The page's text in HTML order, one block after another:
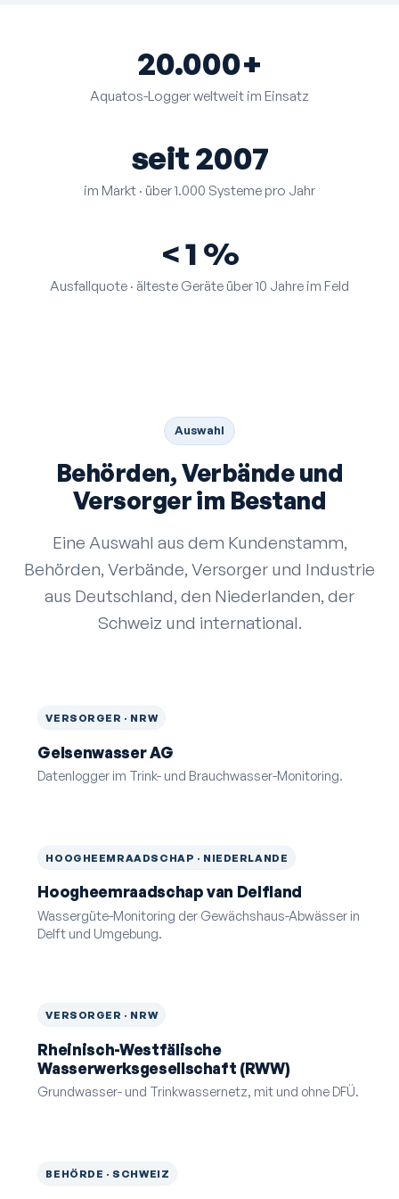
20.000+
Aquatos-Logger weltweit im Einsatz
seit 2007
im Markt · über 1.000 Systeme pro Jahr
< 1 %
Ausfallquote · älteste Geräte über 10 Jahre im Feld
Auswahl
Behörden, Verbände und
Versorger im Bestand
Eine Auswahl aus dem Kundenstamm,
Behörden, Verbände, Versorger und Industrie
aus Deutschland, den Niederlanden, der
Schweiz und international.
VERSORGER · NRW
Gelsenwasser AG
Datenlogger im Trink- und Brauchwasser-Monitoring.
HOOGHEEMRAADSCHAP · NIEDERLANDE
Hoogheemraadschap van Delfland
Wassergüte-Monitoring der Gewächshaus-Abwässer in
Delft und Umgebung.
VERSORGER · NRW
Rheinisch-Westfälische
Wasserwerksgesellschaft (RWW)
Grundwasser- und Trinkwassernetz, mit und ohne DFÜ.
BEHÖRDE · SCHWEIZ